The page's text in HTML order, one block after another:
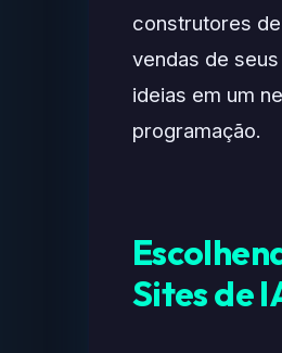
construtores
vendas de
ideias em um
programação.
Sites de